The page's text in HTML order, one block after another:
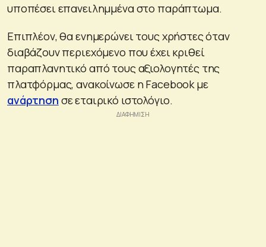
υποπέσει επανειλημμένα στο παράπτωμα.
Επιπλέον, θα ενημερώνει τους χρήστες όταν
διαβάζουν περιεχόμενο που έχει κριθεί
παραπλανητικό από τους αξιολογητές της
πλατφόρμας, ανακοίνωσε η Facebook με
ανάρτηση σε εταιρικό ιστολόγιο.